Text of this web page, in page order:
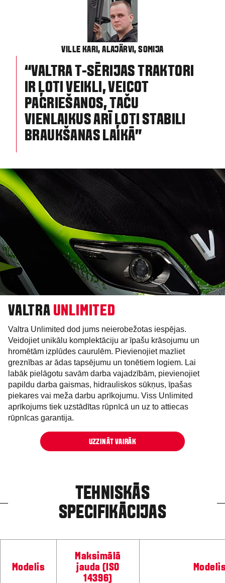
VILLE KARI, ALAJÄRVI, SOMIJA
“VALTRA T-SĒRIJAS TRAKTORI
IR ĻOTI VEIKLI, VEICOT
PAGRIEŠANOS, TAČU
VIENLAIKUS ARĪ ĻOTI STABILI
BRAUKŠANAS LAIKĀ”
VALTRA UNLIMITED
Valtra Unlimited dod jums neierobežotas iespējas.
Veidojiet unikālu komplektāciju ar īpašu krāsojumu un
hromētām izplūdes caurulēm. Pievienojiet mazliet
greznības ar ādas tapsējumu un tonētiem logiem. Lai
labāk pielāgotu savām darba vajadzībām, pievienojiet
papildu darba gaismas, hidrauliskos sūkņus, īpašas
piekares vai meža darbu aprīkojumu. Viss Unlimited
aprīkojums tiek uzstādītas rūpnīcā un uz to attiecas
rūpnīcas garantija.
UZZINĀT VAIRĀK
TEHNISKĀS
SPECIFIKĀCIJAS
Modelis
Maksimālā
jauda (ISO
14396)